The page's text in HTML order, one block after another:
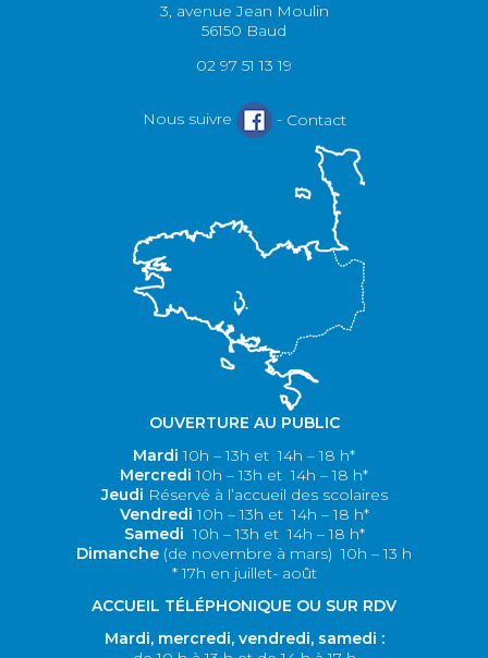
3, avenue Jean Moulin
56150 Baud
02 97 51 13 19
Nous suivre - Contact
OUVERTURE AU PUBLIC
Mardi10h – 13h et 14h – 18 h*
Mercredi10h – 13h et 14h – 18 h*
Jeudi Réservé à l’accueil des scolaires
Vendredi 10h – 13h et 14h – 18 h*
Samedi10h – 13h et 14h – 18 h*
Dimanche (de novembre à mars) 10h – 13 h
* 17h en juillet- août
ACCUEIL TÉLÉPHONIQUE OU SUR RDV
Mardi, mercredi, vendredi, samedi :